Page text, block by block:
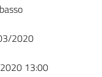
2020
13:00